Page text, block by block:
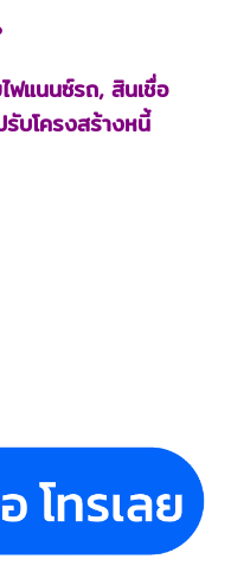
ฟแนนซ์รถ, สินเชื่อ
บโครงสร้างหนี้